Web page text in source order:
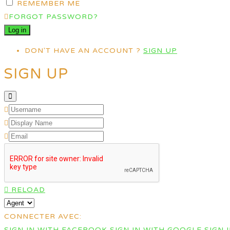
REMEMBER ME
FORGOT PASSWORD?
DON'T HAVE AN ACCOUNT ? SIGN UP
SIGN UP
RELOAD
CONNECTER AVEC: